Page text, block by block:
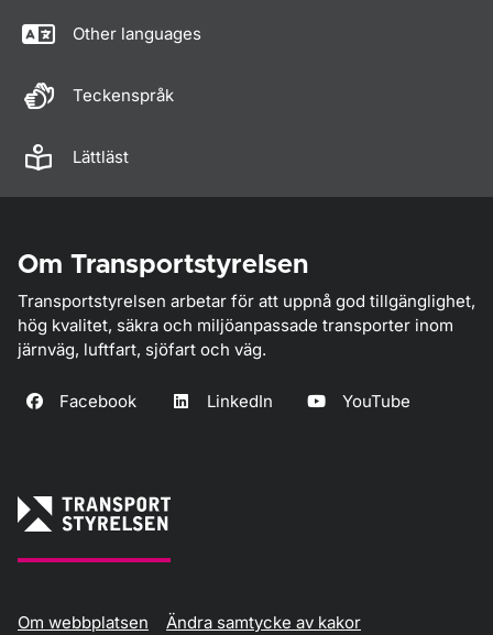
Other languages
Teckenspråk
Lättläst
Om Transportstyrelsen
Transportstyrelsen arbetar för att uppnå god tillgänglighet,
hög kvalitet, säkra och miljöanpassade transporter inom
järnväg, luftfart, sjöfart och väg.
Facebook LinkedIn YouTube
Om webbplatsen Ändra samtycke av kakor